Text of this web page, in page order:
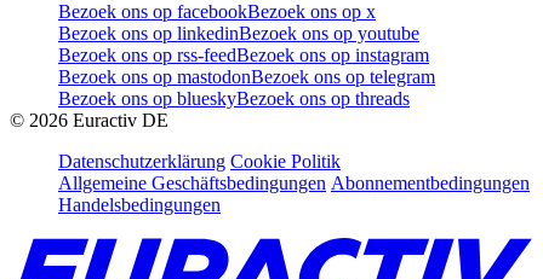
Bezoek ons op facebookBezoek ons op x
Bezoek ons op linkedinBezoek ons op youtube
Bezoek ons op rss-feedBezoek ons op instagram
Bezoek ons op mastodonBezoek ons op telegram
Bezoek ons op blueskyBezoek ons op threads
© 2026 Euractiv DE
Datenschutzerklärung Cookie Politik
Allgemeine Geschäftsbedingungen Abonnementbedingungen
Handelsbedingungen